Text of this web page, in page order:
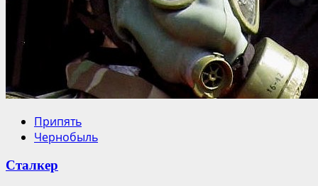
Припять
Чернобыль
Сталкер